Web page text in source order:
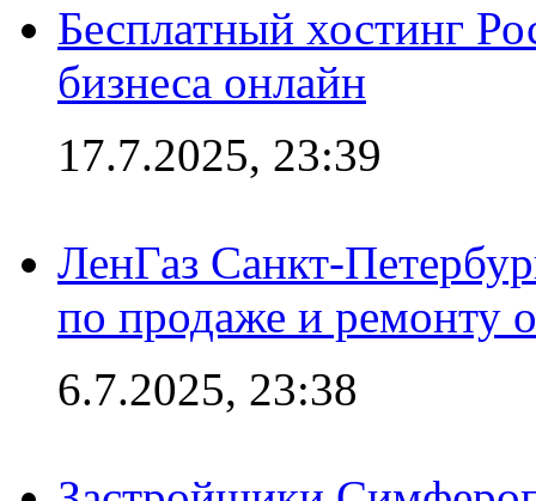
Бесплатный хостинг
бизнеса онлайн
17.7.2025, 23:39
ЛенГаз Санкт-
по продаже и ремонту
6.7.2025, 23:38